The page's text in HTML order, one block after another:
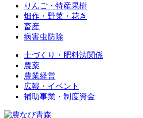
りんご・特産果樹
畑作・野菜・花き
畜産
病害虫防除
土づくり・肥料法関係
農薬
農業経営
広報・イベント
補助事業・制度資金